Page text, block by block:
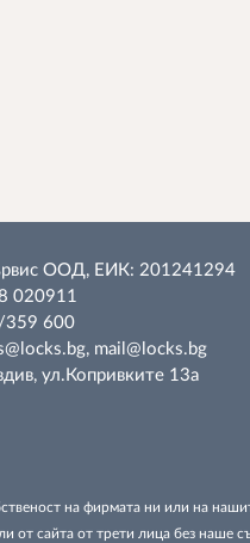
ООД, ЕИК: 201241294
020911
600
mail@locks.bg
ул.Копривките 13а
на фирмата ни или на
от сайта от трети лица без наше